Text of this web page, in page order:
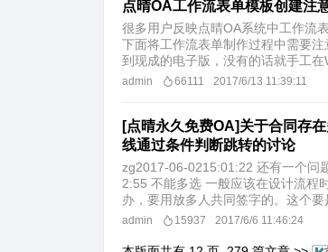
点晴OA工作流表单模板创建注
很多用户反映点晴OA系统中工作流
下面将工作流表单制作过程中需要
到现成的电子版，没有的话就手工
admin 66111 2017/6/13 11:39:11
[点晴永久免费OA]关于合同存
线通过条件判断跳转的讨论
zg2017-06-0215:01:22 还有一个问
2:55 不能多选 一般应该在设计流程
办，要用放多人共同签字的。这个要
admin 15937 2017/6/6 11:46:24